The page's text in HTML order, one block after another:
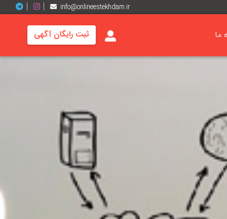
info@onlineestekhdam.ir
ما ثبت رایگان آگهی